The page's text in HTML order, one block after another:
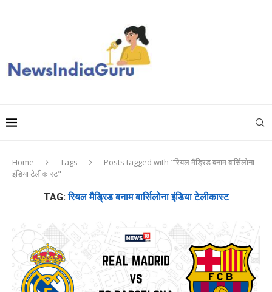
Home Tags
Posts tagged with "रियल मैड्रिड बनाम बार्सिलोना
इंडिया टेलीकास्ट"
TAG:रियल मैड्रिड बनाम बार्सिलोना इंडिया टेलीकास्ट